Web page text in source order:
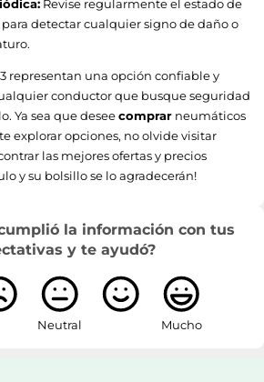
Revise regularmente el estado de
detectar cualquier signo de daño o
representan una opción confiable y
conductor que busque seguridad
Ya sea que deseecomprar neumáticos
explorar opciones, no olvide visitar
las mejores ofertas y precios
y su bolsillo se lo agradecerán!
la información con tus
y te ayudó?
Neutral Mucho